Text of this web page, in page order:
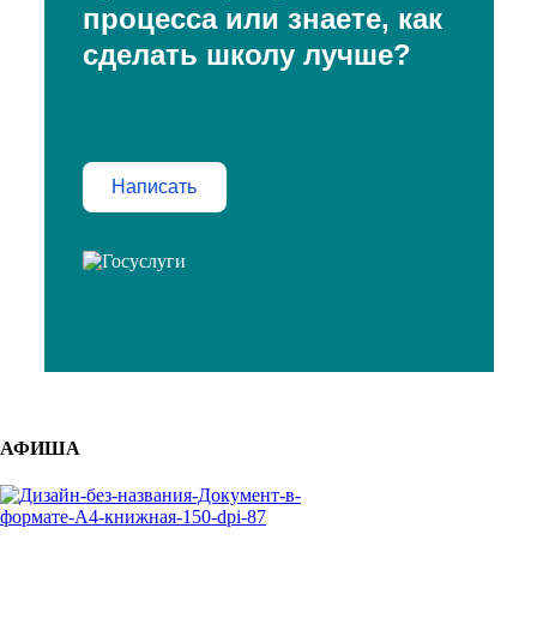
процесса или знаете, как
сделать школу лучше?
Написать
АФИША